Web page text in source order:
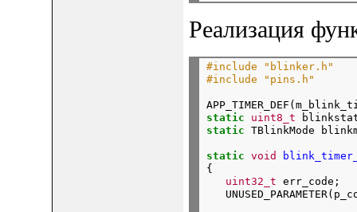
Реализация
#include "blinker.h"
#include "pins.h"
static
uint8_t
static TBlinkMode
static void
{
uint32_t err_code;